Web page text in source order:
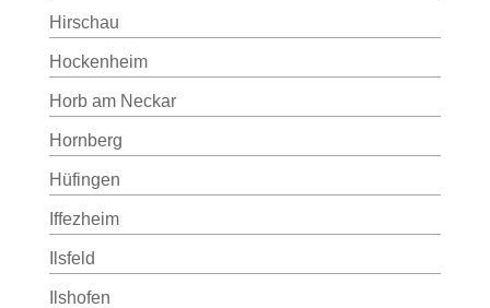
Hirschau
Hockenheim
Horb am Neckar
Hornberg
Hüfingen
Iffezheim
Ilsfeld
Ilshofen